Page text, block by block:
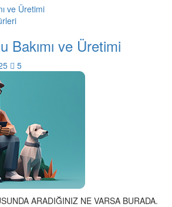
Bakımı ve Üretimi
5
ARADIĞINIZ NE VARSA BURADA.